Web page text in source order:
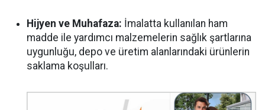
Hijyen ve Muhafaza: İmalatta kullanılan ham
madde ile yardımcı malzemelerin sağlık şartlarına
uygunluğu, depo ve üretim alanlarındaki ürünlerin
saklama koşulları.